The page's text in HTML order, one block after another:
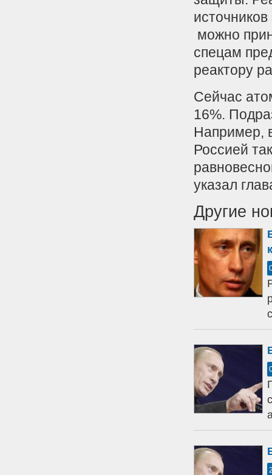
можно
спецам
реактору
Сейчас
16%.
Например,
Россией
указал
Другие